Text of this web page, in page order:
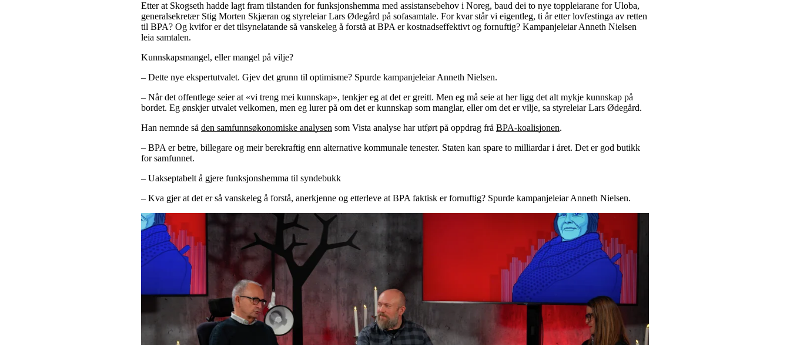
Etter at Skogseth hadde lagt fram tilstanden for funksjonshemma med assistansebehov i Noreg, baud dei to nye toppleiarane for Uloba,
generalsekretær Stig Morten Skjæran og styreleiar Lars Ødegård på sofasamtale. For kvar står vi eigentleg, ti år etter lovfestinga av retten
til BPA? Og kvifor er det tilsynelatande så vanskeleg å forstå at BPA er kostnadseffektivt og fornuftig? Kampanjeleiar Anneth Nielsen
leia samtalen.
Kunnskapsmangel, eller mangel på vilje?
– Dette nye ekspertutvalet. Gjev det grunn til optimisme? Spurde kampanjeleiar Anneth Nielsen.
– Når det offentlege seier at «vi treng mei kunnskap», tenkjer eg at det er greitt. Men eg må seie at her ligg det alt mykje kunnskap på
bordet. Eg ønskjer utvalet velkomen, men eg lurer på om det er kunnskap som manglar, eller om det er vilje, sa styreleiar Lars Ødegård.
Han nemnde så den samfunnsøkonomiske analysen som Vista analyse har utført på oppdrag frå BPA-koalisjonen.
– BPA er betre, billegare og meir berekraftig enn alternative kommunale tenester. Staten kan spare to milliardar i året. Det er god butikk
for samfunnet.
– Uakseptabelt å gjere funksjonshemma til syndebukk
– Kva gjer at det er så vanskeleg å forstå, anerkjenne og etterleve at BPA faktisk er fornuftig? Spurde kampanjeleiar Anneth Nielsen.